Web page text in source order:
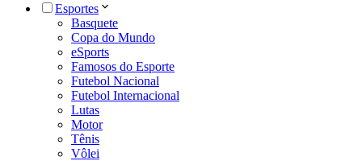
Esportes
Basquete
Copa do Mundo
eSports
Famosos do Esporte
Futebol Nacional
Futebol Internacional
Lutas
Motor
Tênis
Vôlei